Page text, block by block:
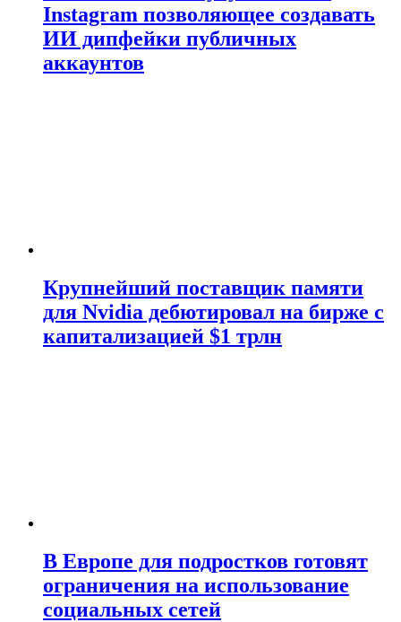
Instagram позволяющее создавать
ИИ дипфейки публичных
аккаунтов
Крупнейший поставщик памяти
для Nvidia дебютировал на бирже с
капитализацией $1 трлн
В Европе для подростков готовят
ограничения на использование
социальных сетей